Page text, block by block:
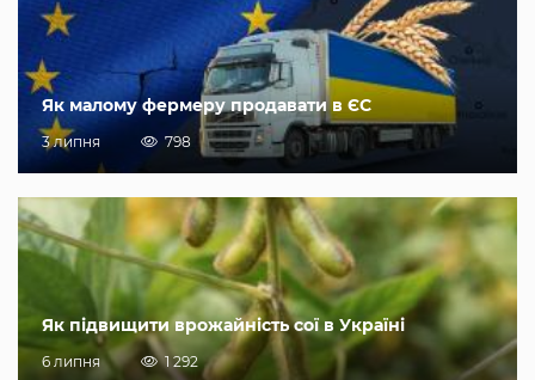
Як малому фермеру продавати в ЄС
3 липня 798
Як підвищити врожайність сої в Україні
6 липня 1 292